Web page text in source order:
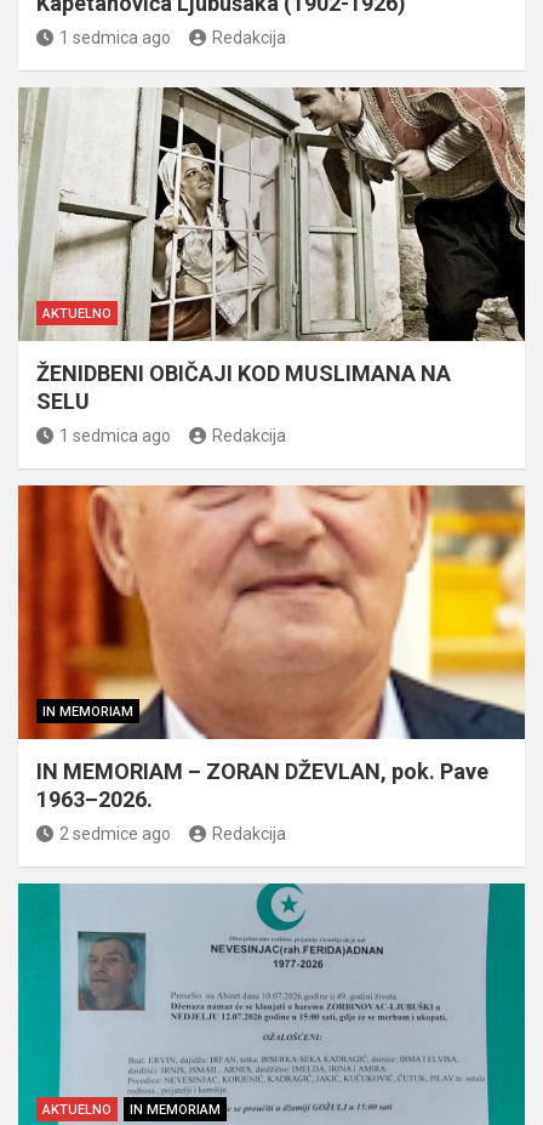
1 sedmica ago Redakcija
AKTUELNO
ŽENIDBENI OBIČAJI KOD MUSLIMANA NA
SELU
1 sedmica ago Redakcija
IN MEMORIAM
IN MEMORIAM – ZORAN DŽEVLAN, pok. Pave
1963–2026.
2 sedmice ago Redakcija
AKTUELNO IN MEMORIAM